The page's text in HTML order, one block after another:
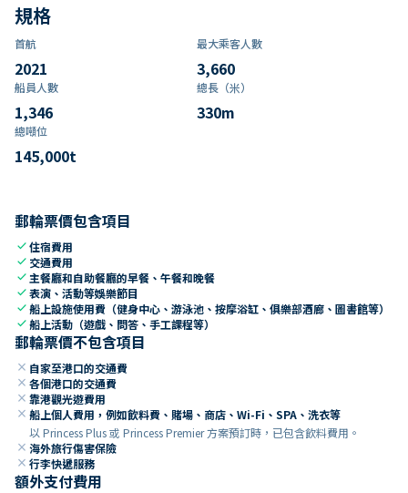
規格
首航
2021
最大乘客人數
3,660
船員人數
1,346
總長（米）
330m
總噸位
145,000t
郵輪票價包含項目
check住宿費用
check 交通費用
check 主餐廳和自助餐廳的早餐、午餐和晚餐
check表演、活動等娛樂節目
check船上設施使用費（健身中心、游泳池、按摩浴缸、俱樂部酒廊、圖書館等）
check船上活動（遊戲、問答、手工課程等）
郵輪票價不包含項目
close 自家至港口的交通費
close 各個港口的交通費
close 靠港觀光遊費用
close 船上個人費用，例如飲料費、賭場、商店、Wi-Fi、SPA、洗衣等
以 Princess Plus 或 Princess Premier 方案預訂時，已包含飲料費用。
close 海外旅行傷害保險
close 行李快遞服務
額外支付費用